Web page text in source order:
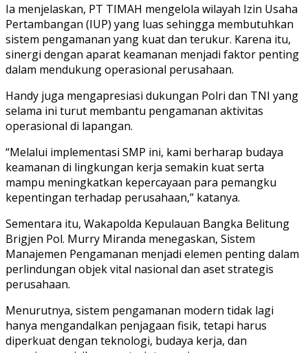
Ia menjelaskan, PT TIMAH mengelola wilayah Izin Usaha
Pertambangan (IUP) yang luas sehingga membutuhkan
sistem pengamanan yang kuat dan terukur. Karena itu,
sinergi dengan aparat keamanan menjadi faktor penting
dalam mendukung operasional perusahaan.
Handy juga mengapresiasi dukungan Polri dan TNI yang
selama ini turut membantu pengamanan aktivitas
operasional di lapangan.
“Melalui implementasi SMP ini, kami berharap budaya
keamanan di lingkungan kerja semakin kuat serta
mampu meningkatkan kepercayaan para pemangku
kepentingan terhadap perusahaan,” katanya.
Sementara itu, Wakapolda Kepulauan Bangka Belitung
Brigjen Pol. Murry Miranda menegaskan, Sistem
Manajemen Pengamanan menjadi elemen penting dalam
perlindungan objek vital nasional dan aset strategis
perusahaan.
Menurutnya, sistem pengamanan modern tidak lagi
hanya mengandalkan penjagaan fisik, tetapi harus
diperkuat dengan teknologi, budaya kerja, dan